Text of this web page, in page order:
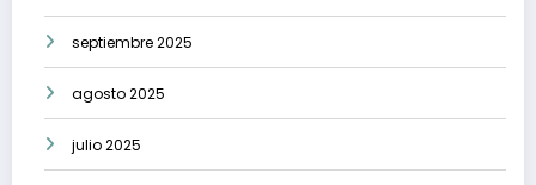
septiembre 2025
agosto 2025
julio 2025